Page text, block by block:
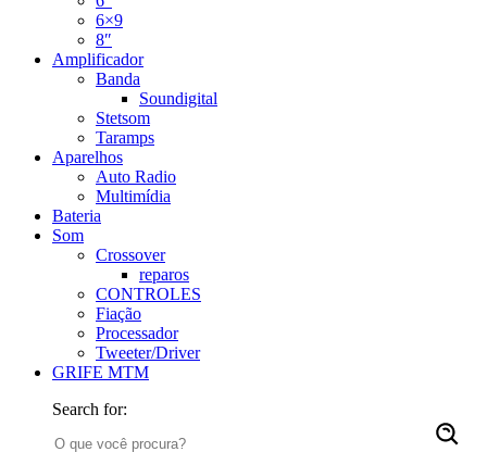
6×9
8″
Amplificador
Banda
Soundigital
Stetsom
Taramps
Aparelhos
Auto Radio
Multimídia
Bateria
Som
Crossover
reparos
CONTROLES
Fiação
Processador
Tweeter/Driver
GRIFE MTM
Search for: